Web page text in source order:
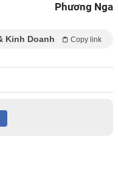
Phương Nga
Kinh Doanh Copy link